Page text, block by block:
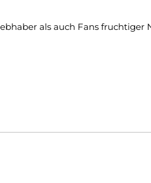
als auch Fans fruchtiger